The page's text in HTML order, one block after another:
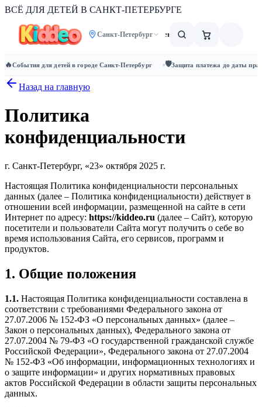
ВСЁ ДЛЯ ДЕТЕЙ В САНКТ-ПЕТЕРБУРГЕ
Санкт-Петербург
Афиша Места Дни рождения HOT
🔥События для детей в городе Санкт-Петербург 🛡️Защита платежа до даты
Назад на главную
Политика
конфиденциальности
г. Санкт-Петербург, «23» октября 2025 г.
Настоящая Политика конфиденциальности персональных
данных (далее – Политика конфиденциальности) действует в
отношении всей информации, размещенной на сайте в сети
Интернет по адресу: https://kiddeo.ru (далее – Сайт), которую
посетители и пользователи Сайта могут получить о себе во
время использования Сайта, его сервисов, программ и
продуктов.
1. Общие положения
1.1. Настоящая Политика конфиденциальности составлена в
соответствии с требованиями Федерального закона от
27.07.2006 № 152-ФЗ «О персональных данных» (далее –
Закон о персональных данных), Федерального закона от
27.07.2004 № 79-ФЗ «О государственной гражданской службе
Российской Федерации», Федерального закона от 27.07.2004
№ 152-ФЗ «Об информации, информационных технологиях и
о защите информации» и других нормативных правовых
актов Российской Федерации в области защиты персональных
данных.